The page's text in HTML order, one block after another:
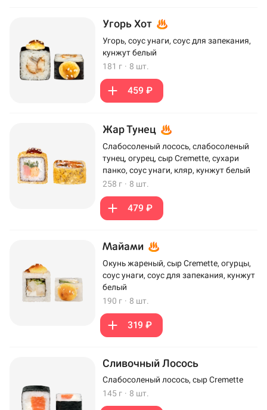
Угорь Хот
Угорь, соус унаги, соус для запекания,
кунжут белый
181 г · 8 шт.
459 ₽
Жар Тунец
Слабосоленый лосось, слабосоленый
тунец, огурец, сыр Cremette, сухари
панко, соус унаги, кляр, кунжут белый
258 г · 8 шт.
479 ₽
Майами
Окунь жареный, сыр Cremette, огурцы,
соус унаги, соус для запекания, кунжут
белый
190 г · 8 шт.
319 ₽
Сливочный Лосось
Слабосоленый лосось, сыр Cremette
145 г · 8 шт.